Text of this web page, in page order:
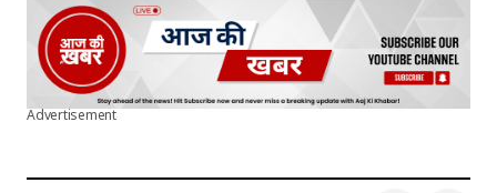
Advertisement